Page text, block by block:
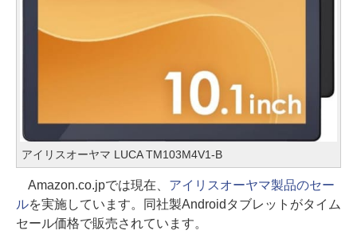
アイリスオーヤマ LUCA TM103M4V1-B
Amazon.co.jpでは現在、 アイリスオーヤマ製品のセー
ルを実施しています。同社製Androidタブレットがタイム
セール価格で販売されています。